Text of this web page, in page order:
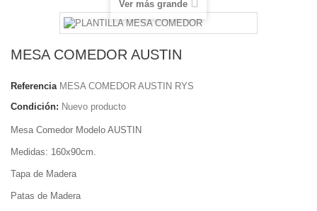
Ver más grande
MESA COMEDOR AUSTIN
Referencia MESA COMEDOR AUSTIN RYS
Condición: Nuevo producto
Mesa Comedor Modelo AUSTIN
Medidas: 160x90cm.
Tapa de Madera
Patas de Madera